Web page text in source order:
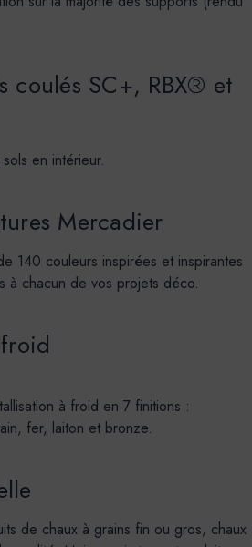
coulés SC+, RBX® et
en intérieur.
Mercadier
140 couleurs inspirées et inspirantes
à chacun de vos projets déco.
à froid en 7 finitions :
fer, laiton et bronze.
de chaux à grains fin ou gros, chaux